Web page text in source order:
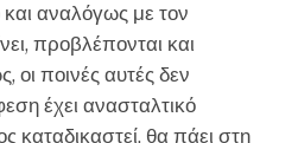
αναλόγως με τον
προβλέπονται και
οι ποινές αυτές δεν
έχει ανασταλτικό
καταδικαστεί, θα πάει στη